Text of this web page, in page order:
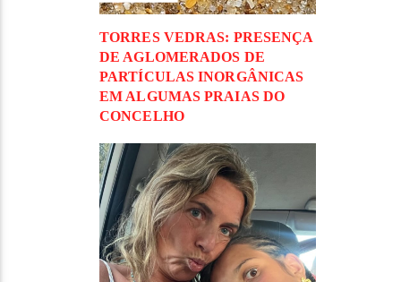
TORRES VEDRAS: PRESENÇA
DE AGLOMERADOS DE
PARTÍCULAS INORGÂNICAS
EM ALGUMAS PRAIAS DO
CONCELHO